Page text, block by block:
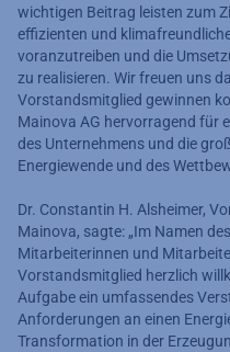
wichtigen Beitrag leisten zum
effizienten und
voranzutreiben und die
zu realisieren. Wir freuen uns
Vorstandsmitglied gewinnen
Mainova AG hervorragend für
des Unternehmens und die
Energiewende und des
Dr. Constantin H. Alsheimer,
Mainova, sagte: „Im Namen
Mitarbeiterinnen und
Vorstandsmitglied herzlich
Aufgabe ein umfassendes
Anforderungen an einen
Transformation in der